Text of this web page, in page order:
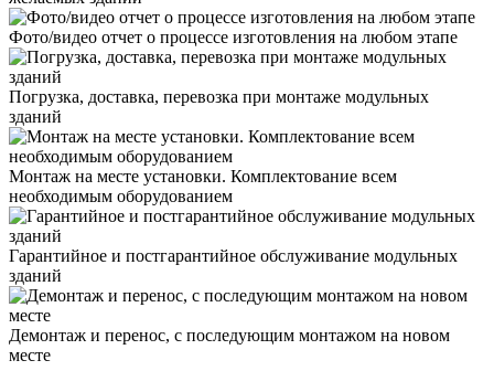
Фото/видео отчет о процессе изготовления на любом этапе
Погрузка, доставка, перевозка при монтаже модульных
зданий
Монтаж на месте установки. Комплектование всем
необходимым оборудованием
Гарантийное и постгарантийное обслуживание модульных
зданий
Демонтаж и перенос, с последующим монтажом на новом
месте